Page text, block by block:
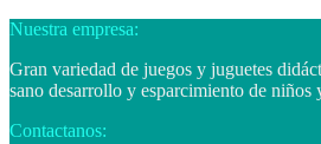
Nuestra empresa:
Gran variedad de juegos y juguetes
sano desarrollo y esparcimiento de niños
Contactanos: